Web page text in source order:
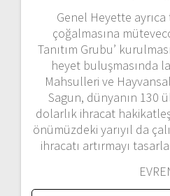
Genel Heyette
çoğalmasına
Tanıtım Grubu’
heyet buluşmasında
Mahsulleri ve
Sagun, dünyanın 130
dolarlık ihracat
önümüzdeki yarıyıl da
ihracatı artırmayı